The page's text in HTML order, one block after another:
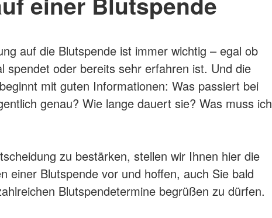
auf die Blutspende ist immer wichtig – egal ob
spendet oder bereits sehr erfahren ist. Und die
mit guten Informationen: Was passiert bei
genau? Wie lange dauert sie? Was muss ich
zu bestärken, stellen wir Ihnen hier die
einer Blutspende vor und hoffen, auch Sie bald
Blutspendetermine begrüßen zu dürfen.